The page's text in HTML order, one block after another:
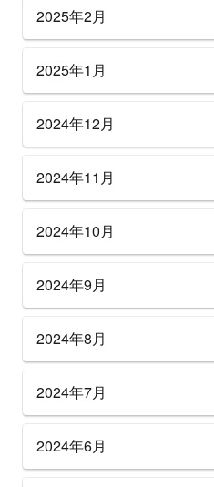
2025年2月
2025年1月
2024年12月
2024年11月
2024年10月
2024年9月
2024年8月
2024年7月
2024年6月